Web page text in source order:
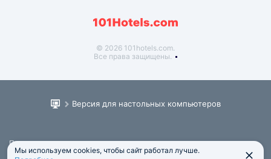
© 2026 101hotels.com.
Все права защищены.
Версия для настольных компьютеров
Пользовательское соглашение
Юридическая информация
Мы используем cookies, чтобы сайт работал лучше.